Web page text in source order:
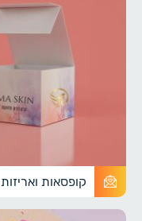
קופסאות ואריזות